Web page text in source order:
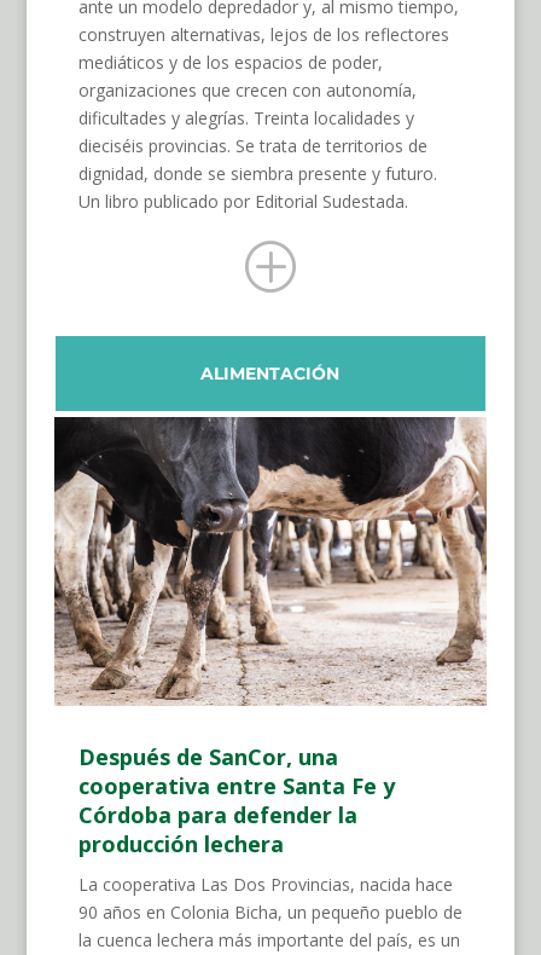
ante un modelo depredador y, al mismo tiempo,
construyen alternativas, lejos de los reflectores
mediáticos y de los espacios de poder,
organizaciones que crecen con autonomía,
dificultades y alegrías. Treinta localidades y
dieciséis provincias. Se trata de territorios de
dignidad, donde se siembra presente y futuro.
Un libro publicado por Editorial Sudestada.
P
ALIMENTACIÓN
Después de SanCor, una
cooperativa entre Santa Fe y
Córdoba para defender la
producción lechera
La cooperativa Las Dos Provincias, nacida hace
90 años en Colonia Bicha, un pequeño pueblo de
la cuenca lechera más importante del país, es un